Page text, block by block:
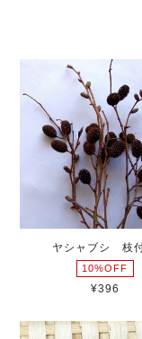
ヤシャブシ 枝
10%OFF
¥396